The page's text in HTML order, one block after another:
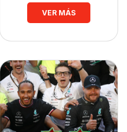
VER MÁS